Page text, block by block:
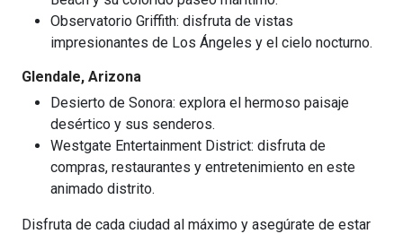
Observatorio Griffith: disfruta de vistas
impresionantes de Los Ángeles y el cielo nocturno.
Glendale, Arizona
Desierto de Sonora: explora el hermoso paisaje
desértico y sus senderos.
Westgate Entertainment District: disfruta de
compras, restaurantes y entretenimiento en este
animado distrito.
Disfruta de cada ciudad al máximo y asegúrate de estar